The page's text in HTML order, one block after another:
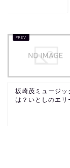
坂崎茂ミュージ
は？いとしのエリ